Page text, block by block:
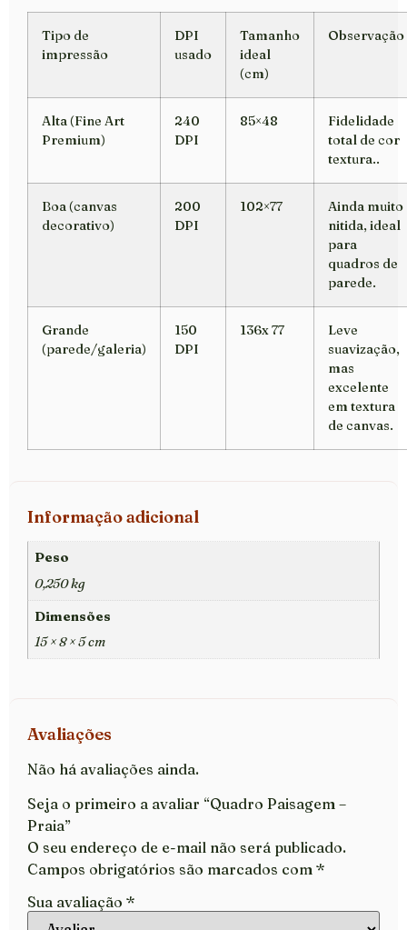
Tipo de
impressão
DPI
usado
Tamanho
ideal
(cm)
Observação
Alta (Fine Art
Premium)
240
DPI
85×48
Fidelidade
total de cor
textura..
Boa (canvas
decorativo)
200
DPI
102×77
Ainda muito
nitida, ideal
para
quadros de
parede.
Grande
(parede/galeria)
150
DPI
136x 77
Leve
suavização,
mas
excelente
em textura
de canvas.
Informação adicional
Peso
0,250 kg
Dimensões
15 × 8 × 5 cm
Avaliações
Não há avaliações ainda.
Seja o primeiro a avaliar “Quadro Paisagem –
Praia”
O seu endereço de e-mail não será publicado.
Campos obrigatórios são marcados com *
Sua avaliação *